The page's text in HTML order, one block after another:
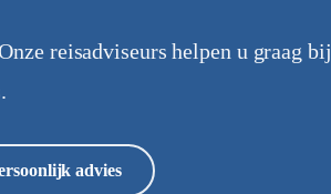
reisadviseurs helpen u graag bij
advies